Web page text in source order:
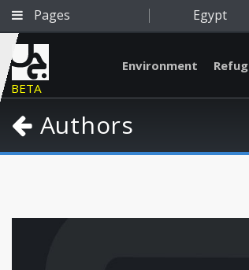
Pages Egypt
BETA
Environment
Authors